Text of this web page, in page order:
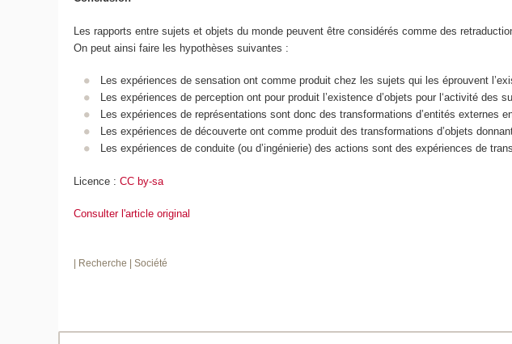
Les rapports entre sujets et objets du monde peuvent être considérés comme des
On peut ainsi faire les hypothèses suivantes :
Les expériences de sensation ont comme produit chez les sujets qui les éprouvent
Les expériences de perception ont pour produit l’existence d’objets pour l‘activité des
Les expériences de représentations sont donc des transformations d’entités
Les expériences de découverte ont comme produit des transformations d’objets
Les expériences de conduite (ou d’ingénierie) des actions sont des expériences de
Licence :CC by-sa
Consulter l'article original
| Recherche | Société